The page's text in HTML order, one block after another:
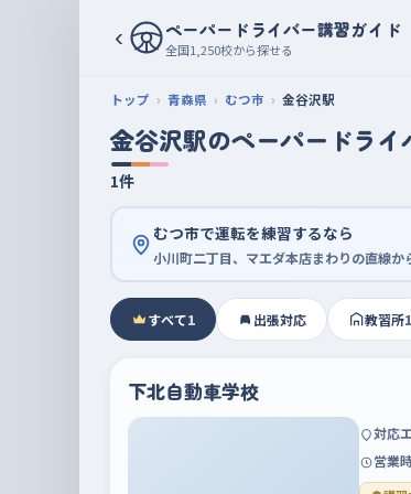
‹ ペーパードライバー講習ガイド
全国1,250校から探せる
トップ 青森県 むつ市 金谷沢駅
金谷沢駅のペーパードライ
1件
むつ市で運転を練習するなら
小川町二丁目、マエダ本店まわりの直線か
すべて1 出張対応 教習所1
下北自動車学校
対応
営業